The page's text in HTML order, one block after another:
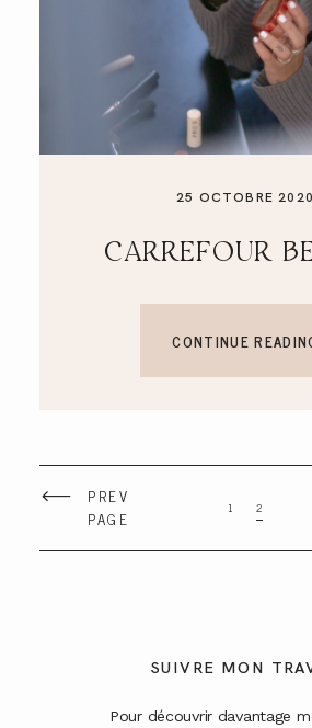
25 OCTOBRE 2020
CARREFOUR
CONTINUE
PREV
PAGE
1 2
SUIVRE MON
Pour découvrir davantage